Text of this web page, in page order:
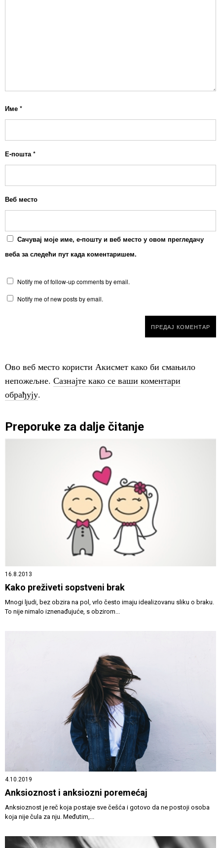
Име *
Е-пошта *
Веб место
Сачувај моје име, е-пошту и веб место у овом прегледачу
веба за следећи пут када коментаришем.
Notify me of follow-up comments by email.
Notify me of new posts by email.
Ово веб место користи Акисмет како би смањило
непожељне. Сазнајте како се ваши коментари
обрађују.
Preporuke za dalje čitanje
16.8.2013
Kako preživeti sopstveni brak
Mnogi ljudi, bez obzira na pol, vrlo često imaju idealizovanu sliku o braku.
To nije nimalo iznenađujuće, s obzirom...
4.10.2019
Anksioznost i anksiozni poremećaj
Anksioznost je reč koja postaje sve češća i gotovo da ne postoji osoba
koja nije čula za nju. Međutim,...